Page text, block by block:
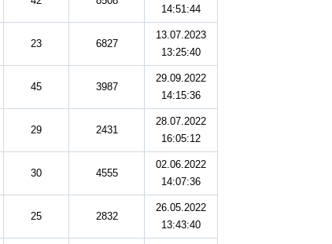
14:51:44
23 6827
13.07.2023
13:25:40
45 3987
29.09.2022
14:15:36
29 2431
28.07.2022
16:05:12
30 4555
02.06.2022
14:07:36
25 2832
26.05.2022
13:43:40